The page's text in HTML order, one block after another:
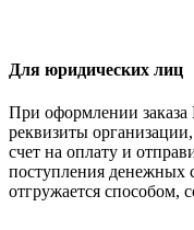
Для юридических лиц
При оформлении заказа
реквизиты
счет на оплату и
поступления денежных
отгружается способом,